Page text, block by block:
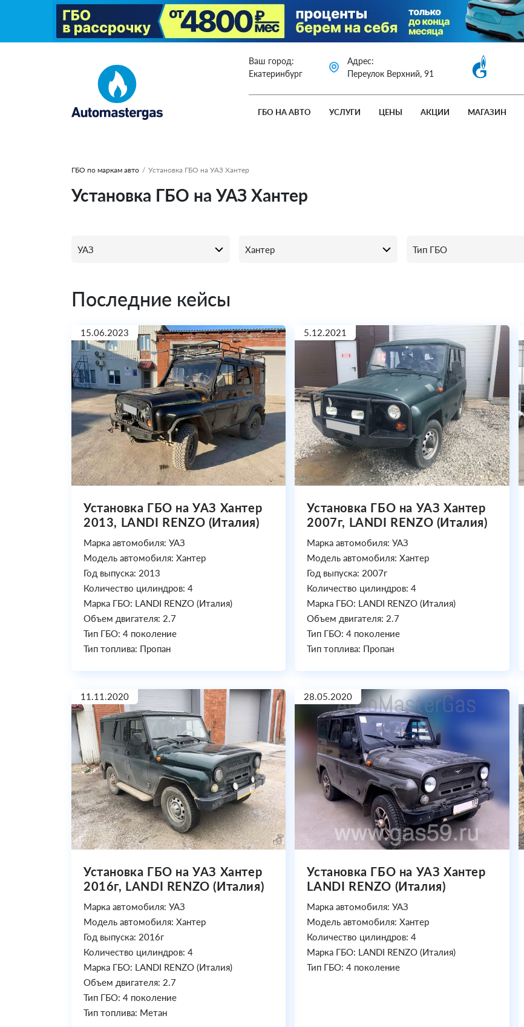
Ваш город:
Екатеринбург
Адрес:
Переулок Верхний, 91
ГБО НА АВТО УСЛУГИ ЦЕНЫ АКЦИИ МАГАЗИН
ГБО по маркам авто / Установка ГБО на УАЗ Хантер
Установка ГБО на УАЗ Хантер
Последние кейсы
15.06.2023
Установка ГБО на УАЗ Хантер
2013, LANDI RENZO (Италия)
Марка автомобиля: УАЗ
Модель автомобиля: Хантер
Год выпуска: 2013
Количество цилиндров: 4
Марка ГБО: LANDI RENZO (Италия)
Объем двигателя: 2.7
Тип ГБО: 4 поколение
Тип топлива: Пропан
5.12.2021
Установка ГБО на УАЗ Хантер
2007г, LANDI RENZO (Италия)
Марка автомобиля: УАЗ
Модель автомобиля: Хантер
Год выпуска: 2007г
Количество цилиндров: 4
Марка ГБО: LANDI RENZO (Италия)
Объем двигателя: 2.7
Тип ГБО: 4 поколение
Тип топлива: Пропан
11.11.2020
Установка ГБО на УАЗ Хантер
2016г, LANDI RENZO (Италия)
Марка автомобиля: УАЗ
Модель автомобиля: Хантер
Год выпуска: 2016г
Количество цилиндров: 4
Марка ГБО: LANDI RENZO (Италия)
Объем двигателя: 2.7
Тип ГБО: 4 поколение
Тип топлива: Метан
28.05.2020
Установка ГБО на УАЗ Хантер
LANDI RENZO (Италия)
Марка автомобиля: УАЗ
Модель автомобиля: Хантер
Количество цилиндров: 4
Марка ГБО: LANDI RENZO (Италия)
Тип ГБО: 4 поколение